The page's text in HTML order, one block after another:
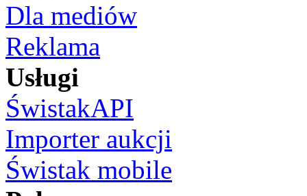
Dla mediów
Reklama
Usługi
ŚwistakAPI
Importer aukcji
Świstak mobile